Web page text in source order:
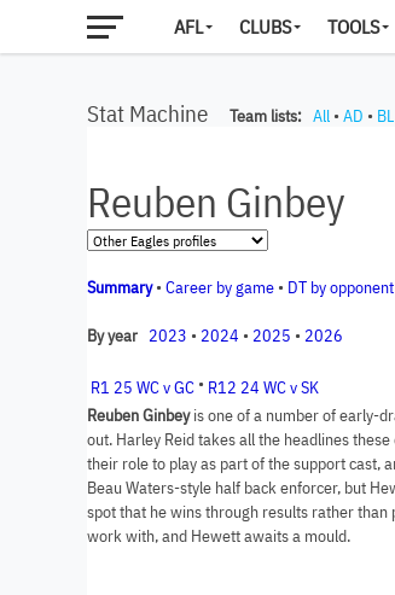
AFL CLUBS TOOLS
Stat Machine Team lists: All • AD • BL